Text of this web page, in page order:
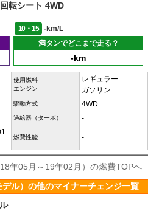
転シート 4WD
10・15
-km/L
満タンでどこまで走る？
-km
使用燃料
エンジン
レギュラー
ガソリン
駆動方式 4WD
過給器（ターボ） -
燃費性能 -
年05月～19年02月）の燃費TOPへ
ル）の他のマイナーチェンジ一覧